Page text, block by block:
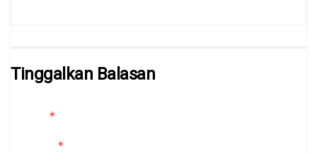
Tinggalkan Balasan
*
*